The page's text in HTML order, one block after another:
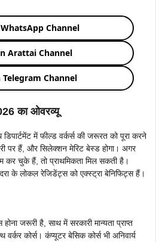
Channel
Arattai Channel
Telegram Channel
का ओवरव्यू
में फील्ड वर्कर्स की जरूरत को पूरा करने
पर हैं, और सिलेक्शन मेरिट बेस्ड होगा। अगर
चुके हैं, तो प्राथमिकता मिल सकती है।
के लोकल रेजिडेंट्स को एक्स्ट्रा बेनिफिट्स हैं।
जरूरी है, साथ में सरकारी मान्यता प्राप्त
वर्कर कोर्स। कंप्यूटर बेसिक कोर्स भी अनिवार्य